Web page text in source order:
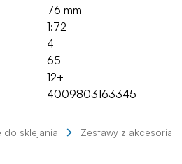
76 mm
1:72
4
65
12+
4009803163345
do sklejania Zestawy z akcesoriami